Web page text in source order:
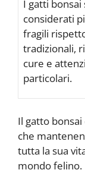
I gatti bonsai
considerati
fragili
tradizionali,
cure e
particolari.
Il gatto
che
tutta la sua
mondo felino.